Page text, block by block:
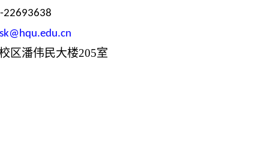
22693638
区潘伟民大楼205室